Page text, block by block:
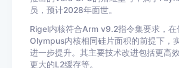
员，预计2028年面世。
Rigel内核符合Arm v9.2指令集要求，在
Olympus内核相同硅片面积的前提下，
进一步提升。其主要技术改进包括更高
更大的L2缓存等。